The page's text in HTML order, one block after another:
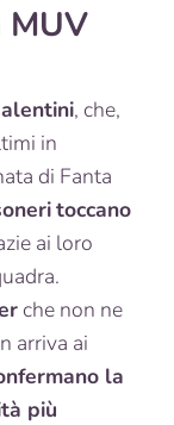
MUV
, che,
in
di Fanta
toccano
ai loro
che non ne
arriva ai
la
più